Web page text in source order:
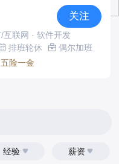
关注
互联网 · 软件开发
排班轮休
偶尔加班
险一金
经验 薪资